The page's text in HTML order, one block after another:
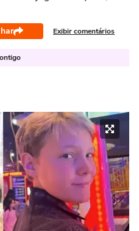
Exibir comentários